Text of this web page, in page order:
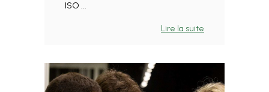
ISO ...
Lire la suite